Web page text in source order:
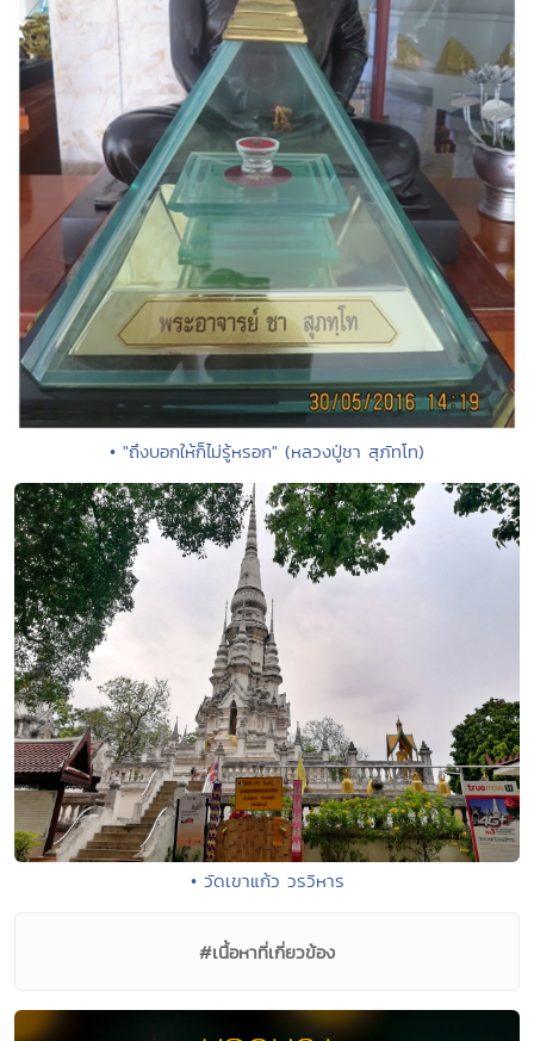
• "ถึงบอกให้ก็ไม่รู้หรอก" (หลวงปู่ชา สุภัทโท)
• วัดเขาแก้ว วรวิหาร
#เนื้อหาที่เกี่ยวข้อง